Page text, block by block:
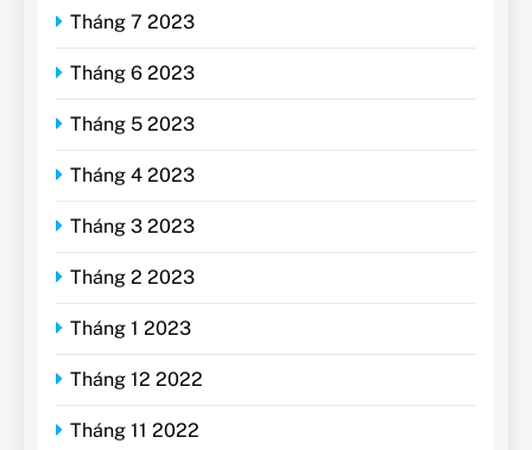
Tháng 7 2023
Tháng 6 2023
Tháng 5 2023
Tháng 4 2023
Tháng 3 2023
Tháng 2 2023
Tháng 1 2023
Tháng 12 2022
Tháng 11 2022